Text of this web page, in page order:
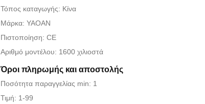
Τόπος καταγωγής: Κίνα
Μάρκα: YAOAN
Πιστοποίηση: CE
Αριθμό μοντέλου: 1600 χιλιοστά
Όροι πληρωμής και αποστολής
Ποσότητα παραγγελίας min: 1
Τιμή: 1-99